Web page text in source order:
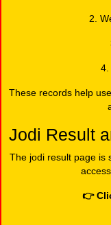
2.
4.
These records help
Jodi Result
The jodi result page is
👉